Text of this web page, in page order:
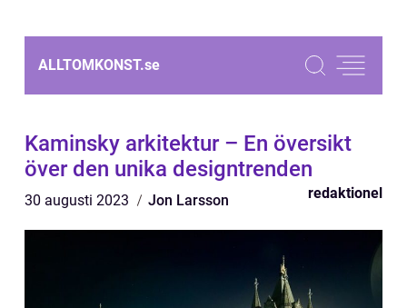
ALLTOMKONST.se
Kaminsky arkitektur – En översikt
över den unika designtrenden
30 augusti 2023 Jon Larsson redaktionel